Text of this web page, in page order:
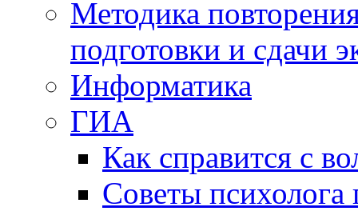
Методика
подготовки и сдачи
Информатика
ГИА
Как справится с
Советы